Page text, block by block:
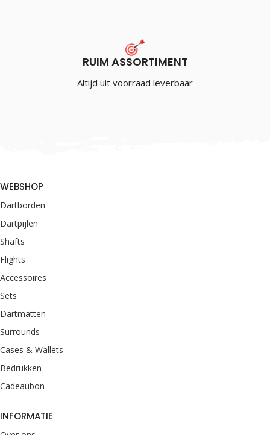
RUIM ASSORTIMENT
Altijd uit voorraad leverbaar
WEBSHOP
Dartborden
Dartpijlen
Shafts
Flights
Accessoires
Sets
Dartmatten
Surrounds
Cases & Wallets
Bedrukken
Cadeaubon
INFORMATIE